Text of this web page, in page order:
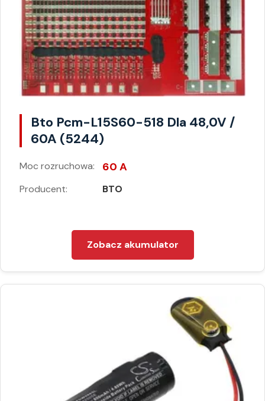
Bto Pcm-L15S60-518 Dla 48,0V /
60A (5244)
Moc rozruchowa: 60 A
Producent: BTO
Zobacz akumulator